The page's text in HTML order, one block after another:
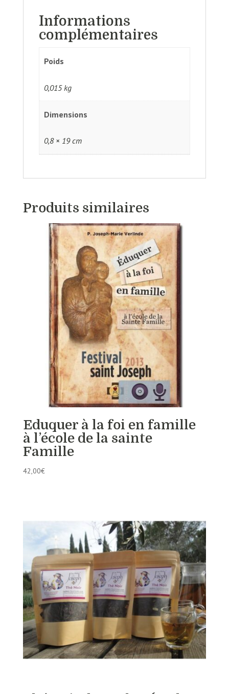
Informations
complémentaires
Poids
0,015 kg
Dimensions
0,8 × 19 cm
Produits similaires
Eduquer à la foi en famille
à l’école de la sainte
Famille
42,00€